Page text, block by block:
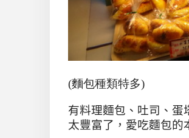
(麵包種類特多)
有料理麵包、吐司、蛋
太豐富了，愛吃麵包的